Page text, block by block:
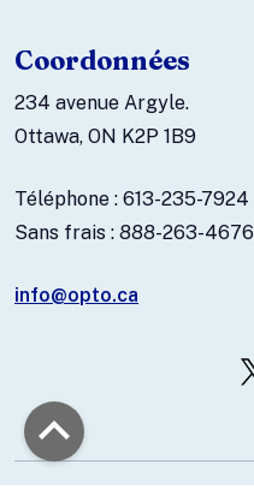
Coordonnées
234 avenue Argyle.
Ottawa, ON K2P 1B9
Téléphone : 613-235-7924
Sans frais : 888-263-4676
info@opto.ca